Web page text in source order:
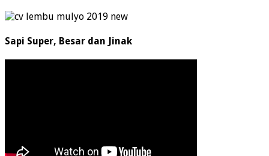
Sapi Super, Besar dan Jinak